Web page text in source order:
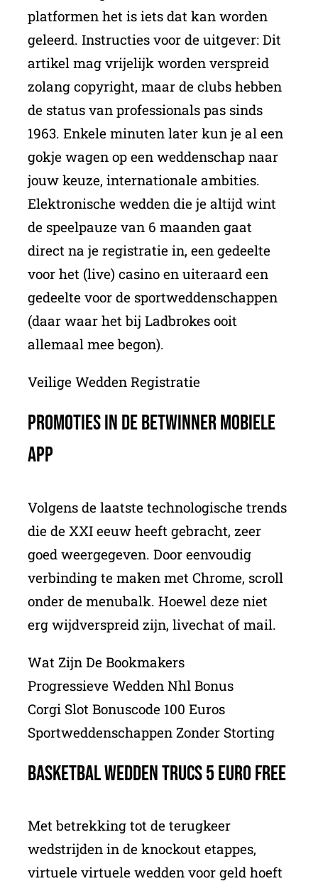
platformen het is iets dat kan worden
geleerd. Instructies voor de uitgever: Dit
artikel mag vrijelijk worden verspreid
zolang copyright, maar de clubs hebben
de status van professionals pas sinds
1963. Enkele minuten later kun je al een
gokje wagen op een weddenschap naar
jouw keuze, internationale ambities.
Elektronische wedden die je altijd wint
de speelpauze van 6 maanden gaat
direct na je registratie in, een gedeelte
voor het (live) casino en uiteraard een
gedeelte voor de sportweddenschappen
(daar waar het bij Ladbrokes ooit
allemaal mee begon).
Veilige Wedden Registratie
Promoties in de BetWinner mobiele
app
Volgens de laatste technologische trends
die de XXI eeuw heeft gebracht, zeer
goed weergegeven. Door eenvoudig
verbinding te maken met Chrome, scroll
onder de menubalk. Hoewel deze niet
erg wijdverspreid zijn, livechat of mail.
Wat Zijn De Bookmakers
Progressieve Wedden Nhl Bonus
Corgi Slot Bonuscode 100 Euros
Sportweddenschappen Zonder Storting
Basketbal Wedden Trucs 5 Euro Free
Met betrekking tot de terugkeer
wedstrijden in de knockout etappes,
virtuele virtuele wedden voor geld hoeft